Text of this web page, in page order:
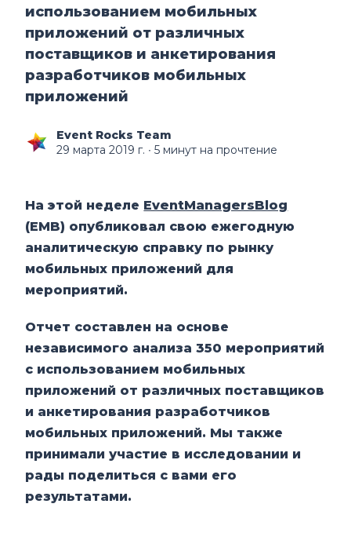
использованием мобильных
приложений от различных
поставщиков и анкетирования
разработчиков мобильных
приложений
Event Rocks Team
29 марта 2019 г. ∙ 5 минут на прочтение
На этой неделе EventManagersBlog
(EMB) опубликовал свою ежегодную
аналитическую справку по рынку
мобильных приложений для
мероприятий.
Отчет составлен на основе
независимого анализа 350 мероприятий
с использованием мобильных
приложений от различных поставщиков
и анкетирования разработчиков
мобильных приложений. Мы также
принимали участие в исследовании и
рады поделиться с вами его
результатами.